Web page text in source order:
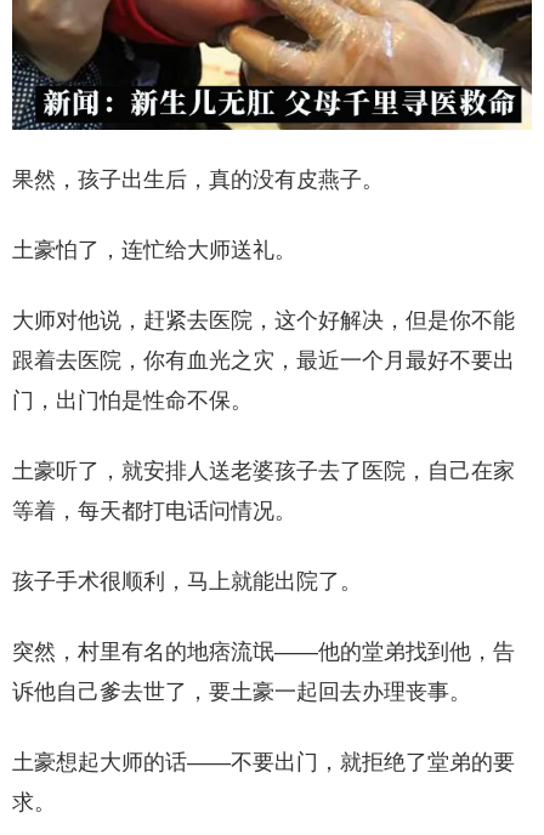
果然，孩子出生后，真的没有皮燕子。
土豪怕了，连忙给大师送礼。
大师对他说，赶紧去医院，这个好解决，但是你不能
跟着去医院，你有血光之灾，最近一个月最好不要出
门，出门怕是性命不保。
土豪听了，就安排人送老婆孩子去了医院，自己在家
等着，每天都打电话问情况。
孩子手术很顺利，马上就能出院了。
突然，村里有名的地痞流氓——他的堂弟找到他，告
诉他自己爹去世了，要土豪一起回去办理丧事。
土豪想起大师的话——不要出门，就拒绝了堂弟的要
求。